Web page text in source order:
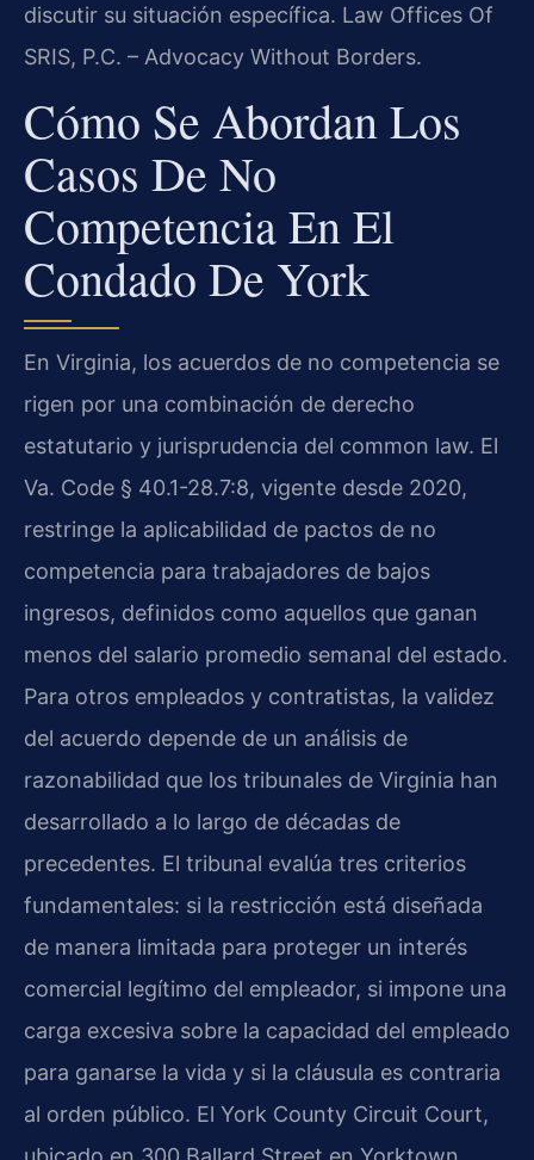
discutir su situación específica. Law Offices Of
SRIS, P.C. – Advocacy Without Borders.
Cómo Se Abordan Los
Casos De No
Competencia En El
Condado De York
En Virginia, los acuerdos de no competencia se
rigen por una combinación de derecho
estatutario y jurisprudencia del common law. El
Va. Code § 40.1-28.7:8, vigente desde 2020,
restringe la aplicabilidad de pactos de no
competencia para trabajadores de bajos
ingresos, definidos como aquellos que ganan
menos del salario promedio semanal del estado.
Para otros empleados y contratistas, la validez
del acuerdo depende de un análisis de
razonabilidad que los tribunales de Virginia han
desarrollado a lo largo de décadas de
precedentes. El tribunal evalúa tres criterios
fundamentales: si la restricción está diseñada
de manera limitada para proteger un interés
comercial legítimo del empleador, si impone una
carga excesiva sobre la capacidad del empleado
para ganarse la vida y si la cláusula es contraria
al orden público. El York County Circuit Court,